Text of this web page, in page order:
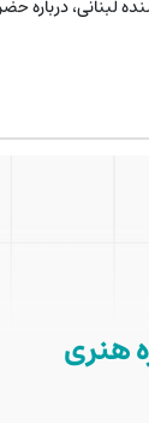
لبنانی،
هنری